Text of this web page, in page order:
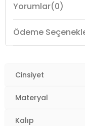
Model:Pijama Takımı
Materyal:% 100
Kumaş Tipi:
Boy:Standart
Kalıp Bilgisi:
Yorumlar(0)
Ödeme
Cinsiyet
Materyal
Kalıp